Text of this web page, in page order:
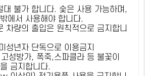
대 불가 합니다. 숯은 사용 가능하며,
에서 사용해야 합니다.
차량의 출입은 원칙적으로 금지합니
성년자 단독으로 이용금지
성방가, 폭죽,스파클라 등 불꽃이
금지합니다.